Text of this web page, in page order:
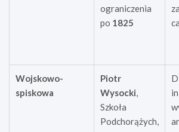
ograniczenia
po 1825
Wojskowo-
spiskowa
Piotr
Wysocki,
Szkoła
Podchorążych,